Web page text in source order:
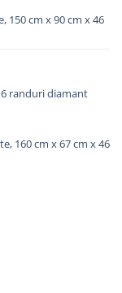
150 cm x 90 cm x 46
randuri diamant
160 cm x 67 cm x 46